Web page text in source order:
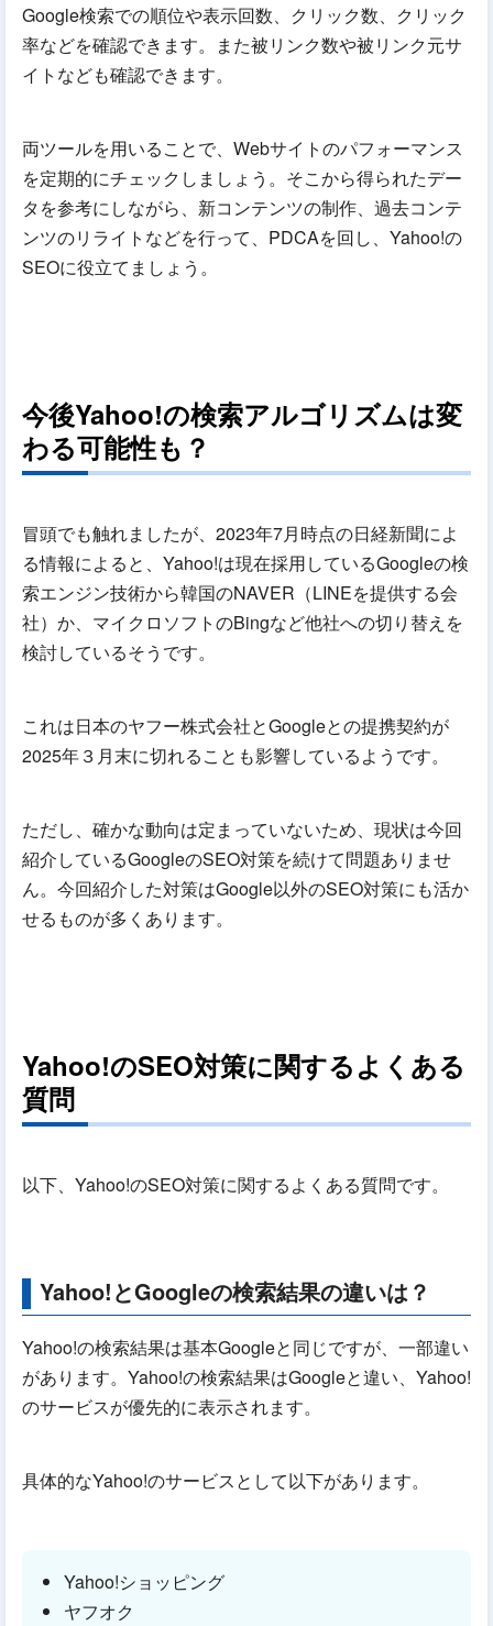
Google検索での順位や表示回数、クリック数、クリック
率などを確認できます。また被リンク数や被リンク元サ
イトなども確認できます。
両ツールを用いることで、Webサイトのパフォーマンス
を定期的にチェックしましょう。そこから得られたデー
タを参考にしながら、新コンテンツの制作、過去コンテ
ンツのリライトなどを行って、PDCAを回し、Yahoo!の
SEOに役立てましょう。
今後Yahoo!の検索アルゴリズムは変
わる可能性も？
冒頭でも触れましたが、2023年7月時点の日経新聞によ
る情報によると、Yahoo!は現在採用しているGoogleの検
索エンジン技術から韓国のNAVER（LINEを提供する会
社）か、マイクロソフトのBingなど他社への切り替えを
検討しているそうです。
これは日本のヤフー株式会社とGoogleとの提携契約が
2025年３月末に切れることも影響しているようです。
ただし、確かな動向は定まっていないため、現状は今回
紹介しているGoogleのSEO対策を続けて問題ありませ
ん。今回紹介した対策はGoogle以外のSEO対策にも活か
せるものが多くあります。
Yahoo!のSEO対策に関するよくある
質問
以下、Yahoo!のSEO対策に関するよくある質問です。
Yahoo!とGoogleの検索結果の違いは？
Yahoo!の検索結果は基本Googleと同じですが、一部違い
があります。Yahoo!の検索結果はGoogleと違い、Yahoo!
のサービスが優先的に表示されます。
具体的なYahoo!のサービスとして以下があります。
Yahoo!ショッピング
ヤフオク